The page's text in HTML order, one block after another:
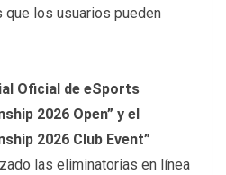
los usuarios pueden
Oficial de eSports
2026 Open” y el
2026 Club Event”
las eliminatorias en línea